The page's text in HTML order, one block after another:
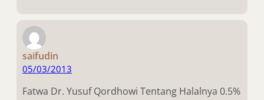
saifudin
05/03/2013
Fatwa Dr. Yusuf Qordhowi Tentang Halalnya 0.5%